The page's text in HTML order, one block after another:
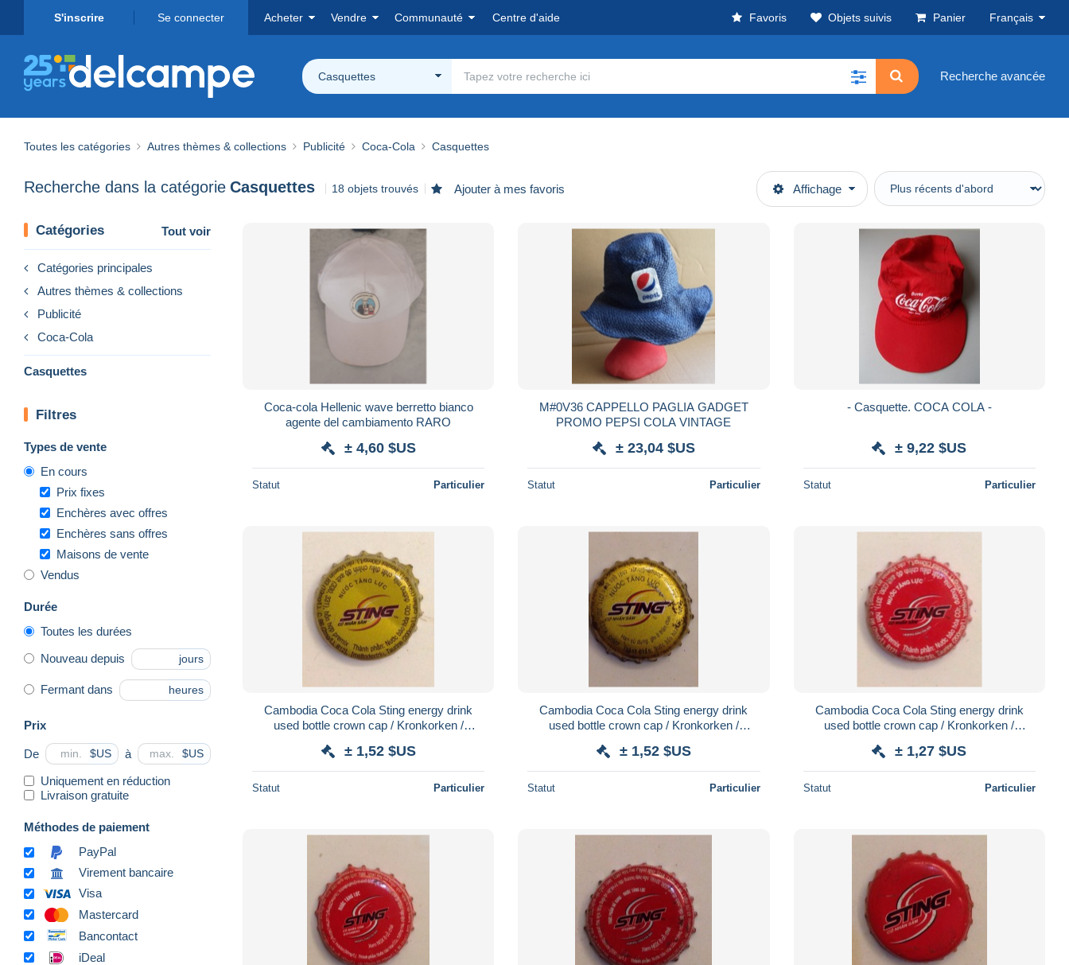
S'inscrire Se connecter Acheter Vendre Communauté Centre d'aide Favoris Objets suivis Panier Français
Casquettes Recherche avancée
Toutes les catégories Autres thèmes & collections Publicité Coca-Cola Casquettes
Recherche dans la catégorie Casquettes 18 objets trouvés Ajouter à mes favoris Affichage
Catégories Tout voir
Catégories principales
Autres thèmes & collections
Publicité
Coca-Cola
Casquettes
Filtres
Types de vente
En cours
Prix fixes
Enchères avec offres
Enchères sans offres
Maisons de vente
Vendus
Durée
Toutes les durées
Nouveau depuis jours
Fermant dans heures
Prix
De $US à $US
Uniquement en réduction
Livraison gratuite
Méthodes de paiement
PayPal
Virement bancaire
Visa
Mastercard
Bancontact
iDeal
Coca-cola Hellenic wave berretto bianco
agente del cambiamento RARO
± 4,60 $US
Statut Particulier
M#0V36 CAPPELLO PAGLIA GADGET
PROMO PEPSI COLA VINTAGE
± 23,04 $US
Statut Particulier
- Casquette. COCA COLA -
± 9,22 $US
Statut Particulier
Cambodia Coca Cola Sting energy drink
used bottle crown cap / Kronkorken /
± 1,52 $US
Statut Particulier
Cambodia Coca Cola Sting energy drink
used bottle crown cap / Kronkorken /
± 1,52 $US
Statut Particulier
Cambodia Coca Cola Sting energy drink
used bottle crown cap / Kronkorken /
± 1,27 $US
Statut Particulier